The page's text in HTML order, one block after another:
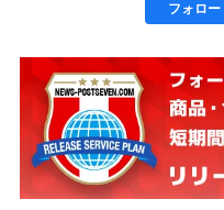
フォロー